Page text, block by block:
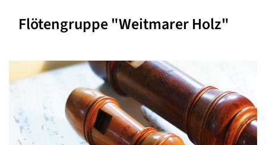
Flötengruppe "Weitmarer Holz"